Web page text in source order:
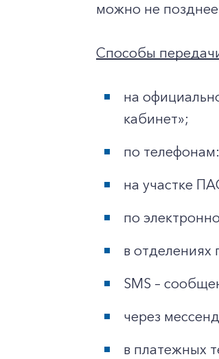
можно не позднее
Способы
на
кабинет»;
по
на участке
по
в отделениях
SMS –
через
в платежных